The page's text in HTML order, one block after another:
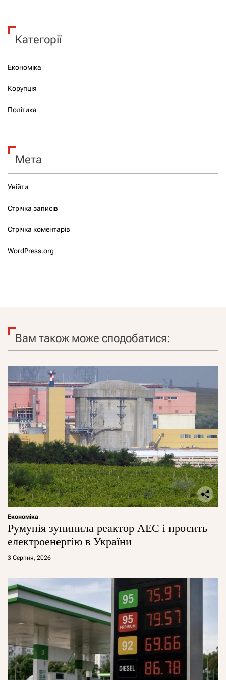
Категорії
Економіка
Корупція
Політика
Мета
Увійти
Стрічка записів
Стрічка коментарів
WordPress.org
Вам також може сподобатися:
Економіка
Румунія зупинила реактор АЕС і просить
електроенергію в України
3 Серпня, 2026